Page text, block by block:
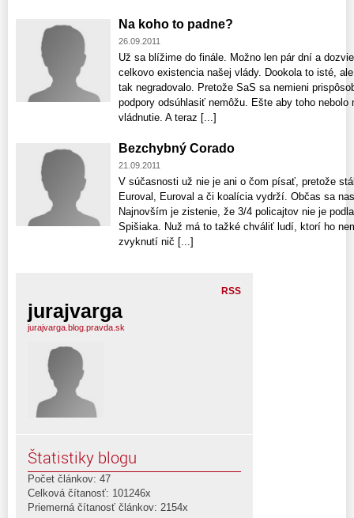
Na koho to padne?
26.09.2011
Už sa blížime do finále. Možno len pár dní a
celkovo existencia našej vlády. Dookola to isté,
tak negradovalo. Pretože SaS sa nemieni
podpory odsúhlasiť nemôžu. Ešte aby toho
vládnutie. A teraz [...]
Bezchybný Corado
21.09.2011
V súčasnosti už nie je ani o čom písať, pretože
Euroval, Euroval a či koalícia vydrží. Občas sa
Najnovším je zistenie, že 3/4 policajtov nie je
Spišiaka. Nuž má to tažké chváliť ludí, ktorí ho
zvyknutí nič [...]
RSS
jurajvarga
jurajvarga.blog.pravda.sk
Štatistiky blogu
Počet článkov: 47
Celková čítanosť: 101246x
Priemerná čítanosť článkov: 2154x